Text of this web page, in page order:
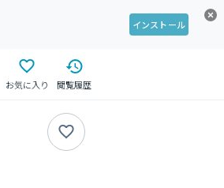
インストール
お気に入り 閲覧履歴